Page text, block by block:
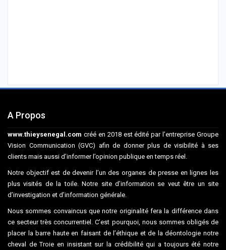
A Propos
www.thieysenegal.com créé en 2018 est édité par l’entreprise Groupe
Vision Communication (GVC) afin de donner plus de visibilité à ses
clients mais aussi d’informer l’opinion publique en temps réel.
Notre objectif est de devenir l’un des organes de presse en lignes les
plus visités de la toile. Notre site d’information se veut être un site
d’investigation et d’information générale.
Nous sommes convaincus que notre originalité fera la différence dans
ce secteur très concurrentiel. C’est pourquoi, nous sommes obligés de
placer la barre haute en faisant de l’éthique et de la déontologie notre
cheval de Troie en insistant sur la crédibilité qui a toujours été notre